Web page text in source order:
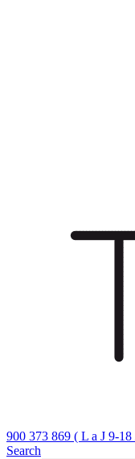
900 373 869 ( L a J 9-
Search